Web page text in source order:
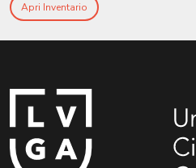
Apri Inventario